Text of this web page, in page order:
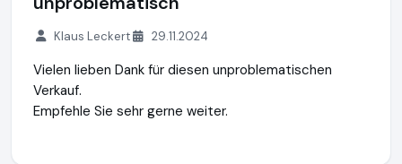
Klaus Leckert 29.11.2024
Vielen lieben Dank für diesen unproblematischen
Verkauf.
Empfehle Sie sehr gerne weiter.